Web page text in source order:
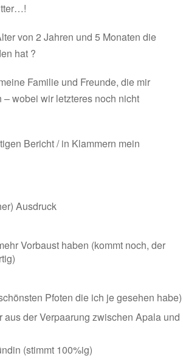
von 2 Jahren und 5 Monaten die
hat ?
Familie und Freunde, die mir
wobei wir letzteres noch nicht
Bericht / in Klammern mein
Ausdruck
Vorbaust haben (kommt noch, der
Pfoten die ich je gesehen habe)
der Verpaarung zwischen Apala und
(stimmt 100%ig)